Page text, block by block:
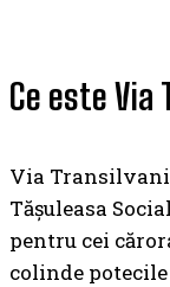
Ce este Via
Via
Tășuleasa
pentru cei
colinde